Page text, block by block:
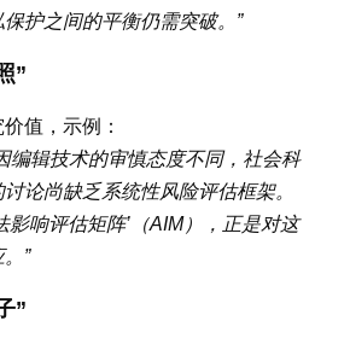
护之间的平衡仍需突破。”
”
值，示例：
编辑技术的审慎态度不同，社会科
论尚缺乏系统性风险评估框架。
影响评估矩阵’（AIM），正是对这
”
”